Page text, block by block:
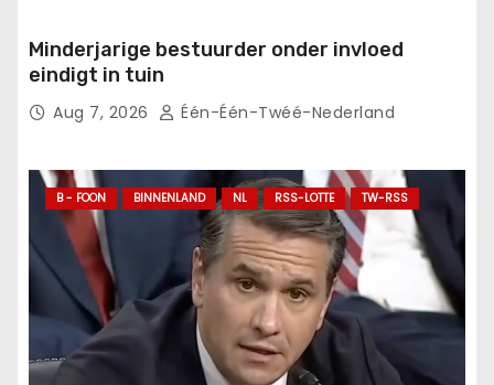
Minderjarige bestuurder onder invloed
eindigt in tuin
Aug 7, 2026 Één-Één-Twéé-Nederland
B - FOON BINNENLAND NL RSS-LOTTE TW-RSS